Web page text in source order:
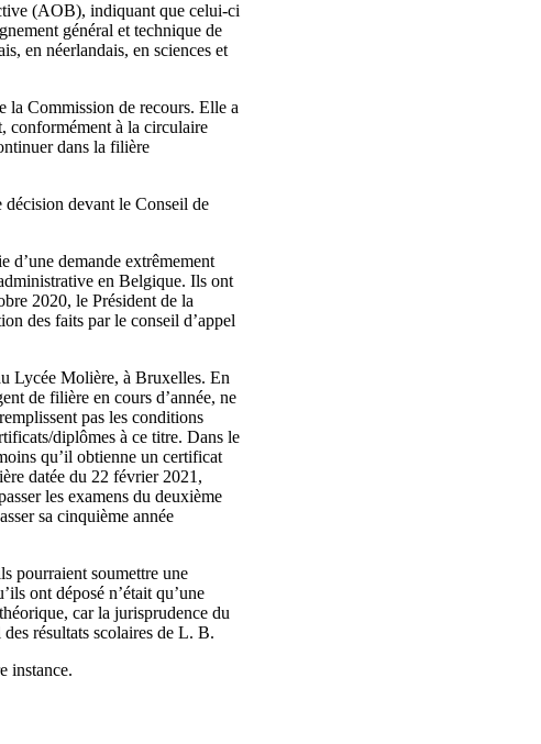
(AOB), indiquant que celui-ci
général et technique de
en néerlandais, en sciences et
la Commission de recours. Elle a
conformément à la circulaire
dans la filière
devant le Conseil de
d’une demande extrêmement
en Belgique. Ils ont
2020, le Président de la
des faits par le conseil d’appel
Lycée Molière, à Bruxelles. En
de filière en cours d’année, ne
pas les conditions
diplômes à ce titre. Dans le
qu’il obtienne un certificat
datée du 22 février 2021,
les examens du deuxième
sa cinquième année
pourraient soumettre une
ont déposé n’était qu’une
car la jurisprudence du
résultats scolaires de L. B.
instance.